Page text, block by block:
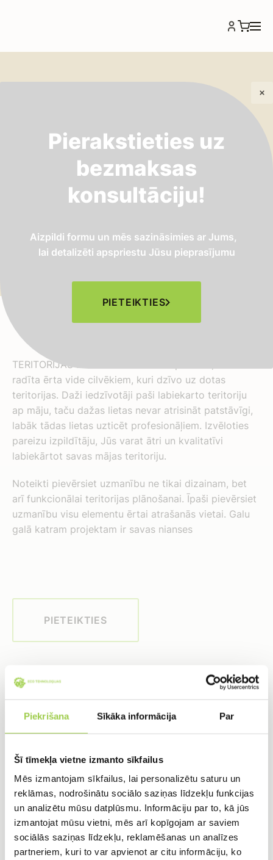
Piekrišana Sīkāka informācija Par
Šī tīmekļa vietne izmanto sīkfailus
Mēs izmantojam sīkfailus, lai personalizētu saturu un
reklāmas, nodrošinātu sociālo saziņas līdzekļu funkcijas
un analizētu mūsu datplūsmu. Informāciju par to, kā jūs
izmantojat mūsu vietni, mēs arī kopīgojam ar saviem
sociālās saziņas līdzekļu, reklamēšanas un analīzes
partneriem, kuri to var apvienot ar citu informāciju, ko
Teritorijas labiekārtošana
TERITORIJAS LABIEKĀRTOŠANA ir process, kurā tiek
radīta ērta vide cilvēkiem, kuri dzīvo uz dotas
teritorijas. Daži iedzīvotāji paši labiekarto teritoriju
ap māju, taču dažas lietas nevar atrisināt patstāvīgi,
labāk tādas lietas uzticēt profesionāļiem. Izvēloties
pareizu izpildītāju, Jūs varat ātri un kvalitatīvi
labiekārtot savas mājas teritoriju.
Noteikti pievērsiet uzmanību ne tikai dizainam, bet
arī funkcionālai teritorijas plānošanai. Īpaši pievērsiet
uzmanību visu elementu ērtai atrašanās vietai. Galu
galā katram projektam ir savas nianses
PIETEIKTIES
Veicamie darbi
Teritorijas labiekārtošanas darbi
Apzaļumošanas darbi
Pierakstieties uz
bezmaksas
konsultāciju!
Aizpildi formu un mēs sazināsimies ar Jums,
lai detalizēti apspriestu Jūsu pieprasījumu
PIETEIKTIES